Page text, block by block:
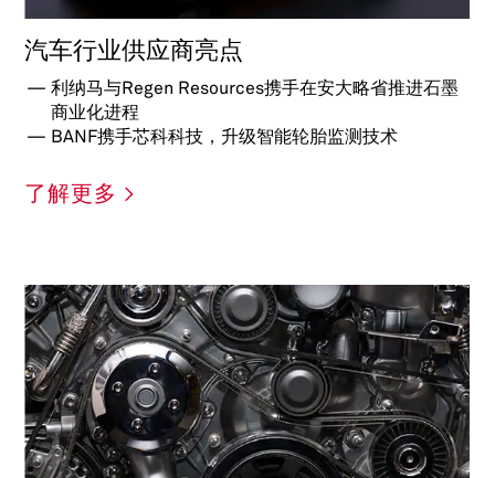
汽车行业供应商亮点
利纳马与Regen Resources携手在安大略省推进石墨
商业化进程
BANF携手芯科科技，升级智能轮胎监测技术
了解更多 >